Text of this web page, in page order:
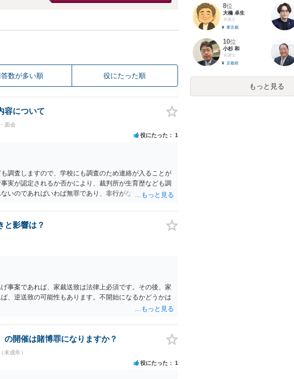
答数が多い順 役にたった順
容について
面会
役にたった 1
調査しますので、学校にも調査のため連絡が入ることが
実が認定されるか否かにより、裁判所が生育歴なども調
いのであればいわば無罪であり、非行がないのですか
と影響は？
事案であれば、家裁送致は法律上必須です。その後、家
、逆送致の可能性もあります。不開始になるかどうかは
開催は賭博罪になりますか？
未成年）
役にたった 1
8位
大橋 卓生
弁護士
東京都
10位
小杉 和
弁護士
京都府
もっと見る